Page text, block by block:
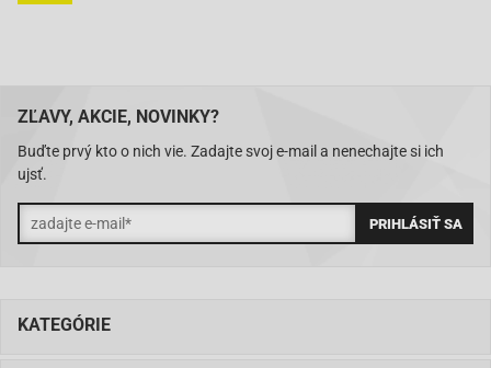
ZĽAVY, AKCIE, NOVINKY?
Buďte prvý kto o nich vie. Zadajte svoj e-mail a nenechajte si ich
ujsť.
KATEGÓRIE